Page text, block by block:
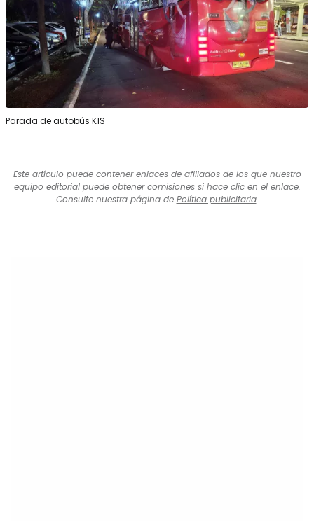
Parada de autobús K1S
Este artículo puede contener enlaces de afiliados de los que nuestro
equipo editorial puede obtener comisiones si hace clic en el enlace.
Consulte nuestra página de Política publicitaria.